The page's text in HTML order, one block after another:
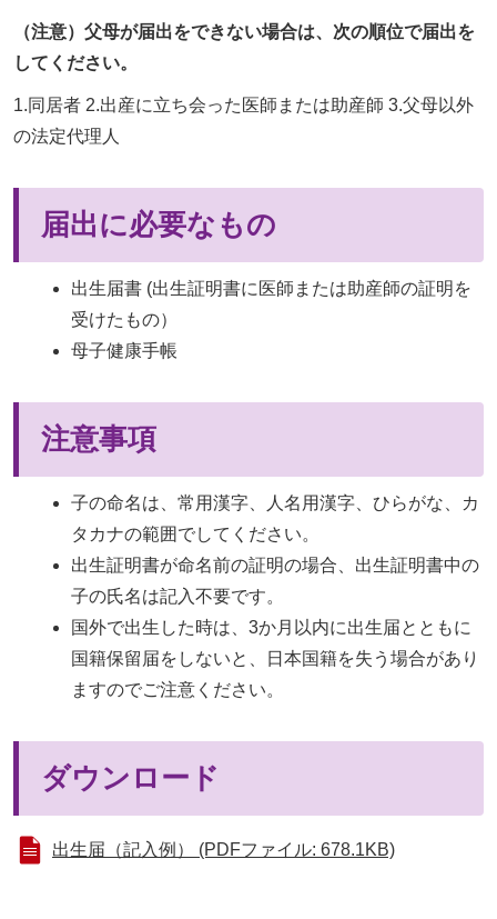
（注意）父母が届出をできない場合は、次の順位で届出を
してください。
1.同居者 2.出産に立ち会った医師または助産師 3.父母以外
の法定代理人
届出に必要なもの
出生届書 (出生証明書に医師または助産師の証明を
受けたもの）
母子健康手帳
注意事項
子の命名は、常用漢字、人名用漢字、ひらがな、カ
タカナの範囲でしてください。
出生証明書が命名前の証明の場合、出生証明書中の
子の氏名は記入不要です。
国外で出生した時は、3か月以内に出生届とともに
国籍保留届をしないと、日本国籍を失う場合があり
ますのでご注意ください。
ダウンロード
出生届（記入例） (PDFファイル: 678.1KB)